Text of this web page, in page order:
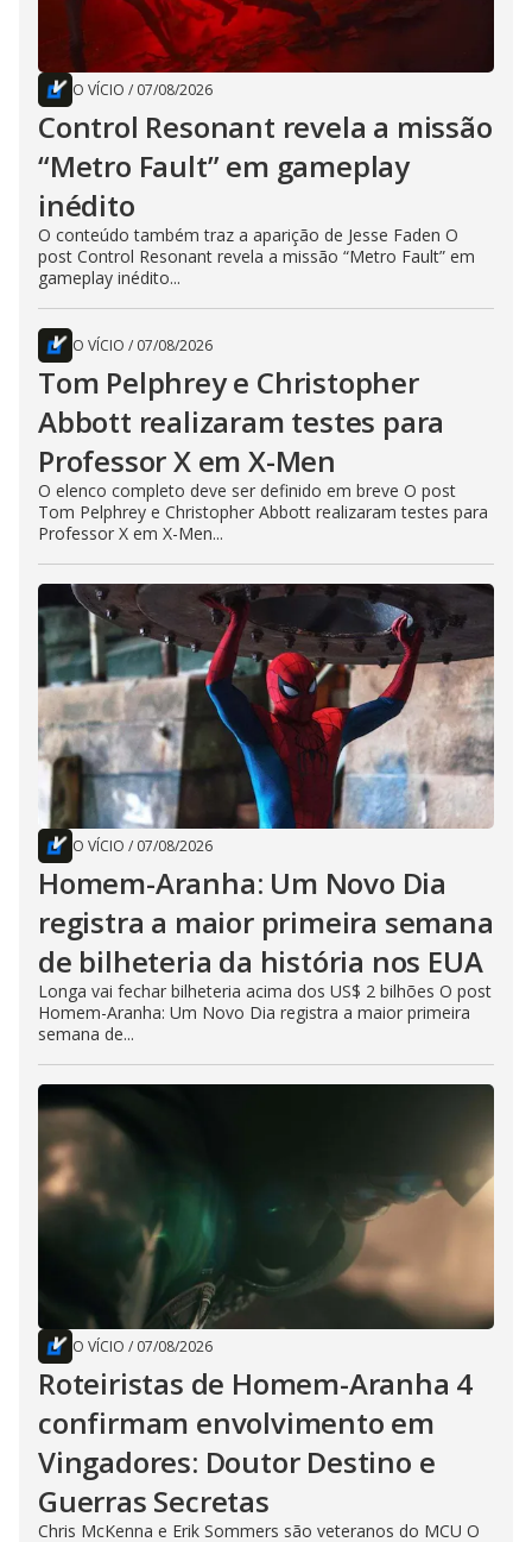
O VÍCIO / 07/08/2026
Control Resonant revela a missão
“Metro Fault” em gameplay
inédito
O conteúdo também traz a aparição de Jesse Faden O
post Control Resonant revela a missão “Metro Fault” em
gameplay inédito...
O VÍCIO / 07/08/2026
Tom Pelphrey e Christopher
Abbott realizaram testes para
Professor X em X-Men
O elenco completo deve ser definido em breve O post
Tom Pelphrey e Christopher Abbott realizaram testes para
Professor X em X-Men...
O VÍCIO / 07/08/2026
Homem-Aranha: Um Novo Dia
registra a maior primeira semana
de bilheteria da história nos EUA
Longa vai fechar bilheteria acima dos US$ 2 bilhões O post
Homem-Aranha: Um Novo Dia registra a maior primeira
semana de...
O VÍCIO / 07/08/2026
Roteiristas de Homem-Aranha 4
confirmam envolvimento em
Vingadores: Doutor Destino e
Guerras Secretas
Chris McKenna e Erik Sommers são veteranos do MCU O